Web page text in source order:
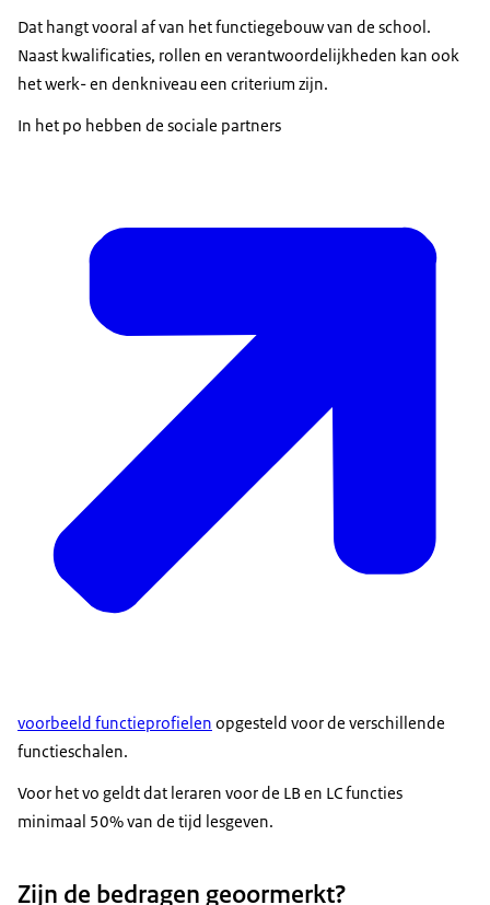
Dat hangt vooral af van het functiegebouw van de school.
Naast kwalificaties, rollen en verantwoordelijkheden kan ook
het werk- en denkniveau een criterium zijn.
In het po hebben de sociale partners
voorbeeld functieprofielen opgesteld voor de verschillende
functieschalen.
Voor het vo geldt dat leraren voor de LB en LC functies
minimaal 50% van de tijd lesgeven.
Zijn de bedragen geoormerkt?